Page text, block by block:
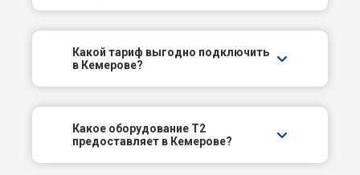
1-й Рыбинский проезд
1-й Солдатский пер
1-й Тульский пер
1-й Цветочный пер
Какой тариф выгодно подключить
в Кемерове?
Какое оборудование T2
предоставляет в Кемерове?